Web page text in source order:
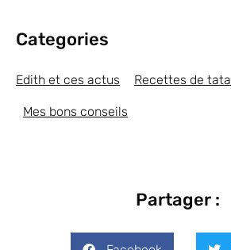
Categories
Edith et ces actus Recettes de tata
Mes bons conseils
Partager :